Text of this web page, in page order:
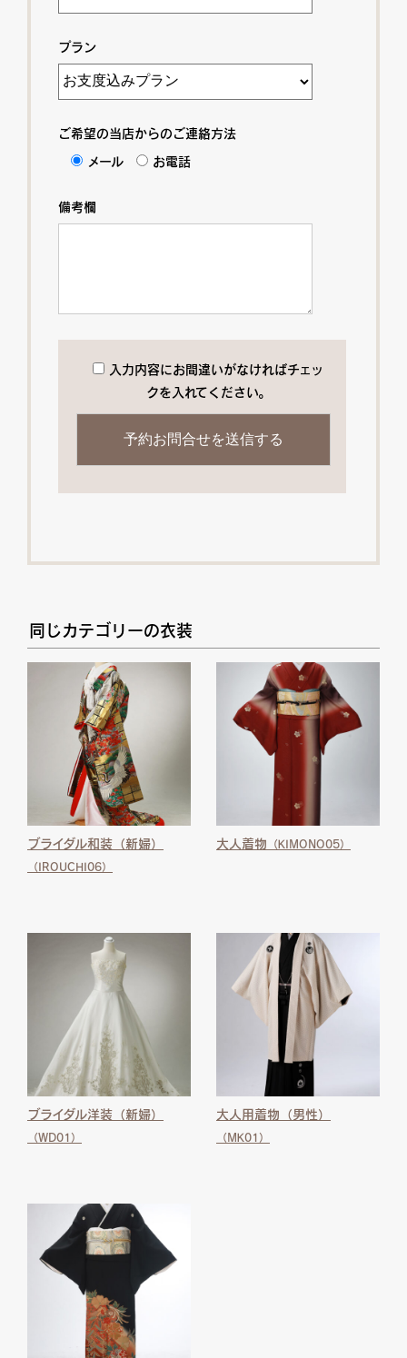
プラン
ご希望の当店からのご連絡方法
メール お電話
備考欄
入力内容にお間違いがなければチェッ
クを入れてください。
同じカテゴリーの衣装
ブライダル和装（新婦）
（IROUCHI06）
大人着物 （KIMONO05）
ブライダル洋装（新婦）
（WD01）
大人用着物（男性）
（MK01）